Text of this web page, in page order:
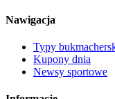
Nawigacja
Typy
Kupony dnia
Newsy sportowe